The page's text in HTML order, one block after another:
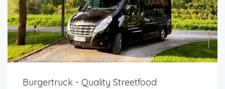
Burgertruck - Quality Streetfood